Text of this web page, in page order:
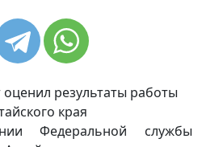
Федеральной службы